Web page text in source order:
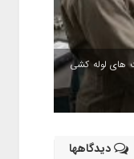
های لوله کشی
دیدگاهها